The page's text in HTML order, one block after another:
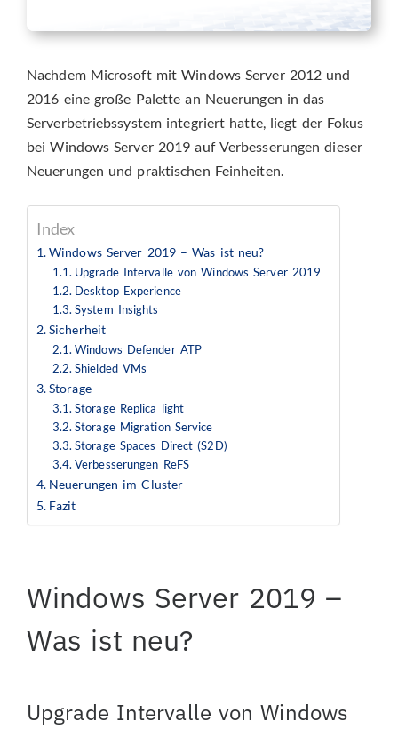
Nachdem Microsoft mit Windows Server 2012 und
2016 eine große Palette an Neuerungen in das
Serverbetriebssystem integriert hatte, liegt der Fokus
bei Windows Server 2019 auf Verbesserungen dieser
Neuerungen und praktischen Feinheiten.
Index
Windows Server 2019 – Was ist neu?
Upgrade Intervalle von Windows Server 2019
Desktop Experience
System Insights
Sicherheit
Windows Defender ATP
Shielded VMs
Storage
Storage Replica light
Storage Migration Service
Storage Spaces Direct (S2D)
Verbesserungen ReFS
Neuerungen im Cluster
Fazit
Windows Server 2019 –
Was ist neu?
Upgrade Intervalle von Windows